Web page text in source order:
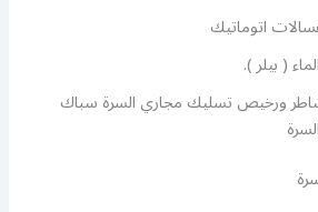
اتوماتيك
( بيلر ).
ورخيص تسليك مجاري السرة سباك